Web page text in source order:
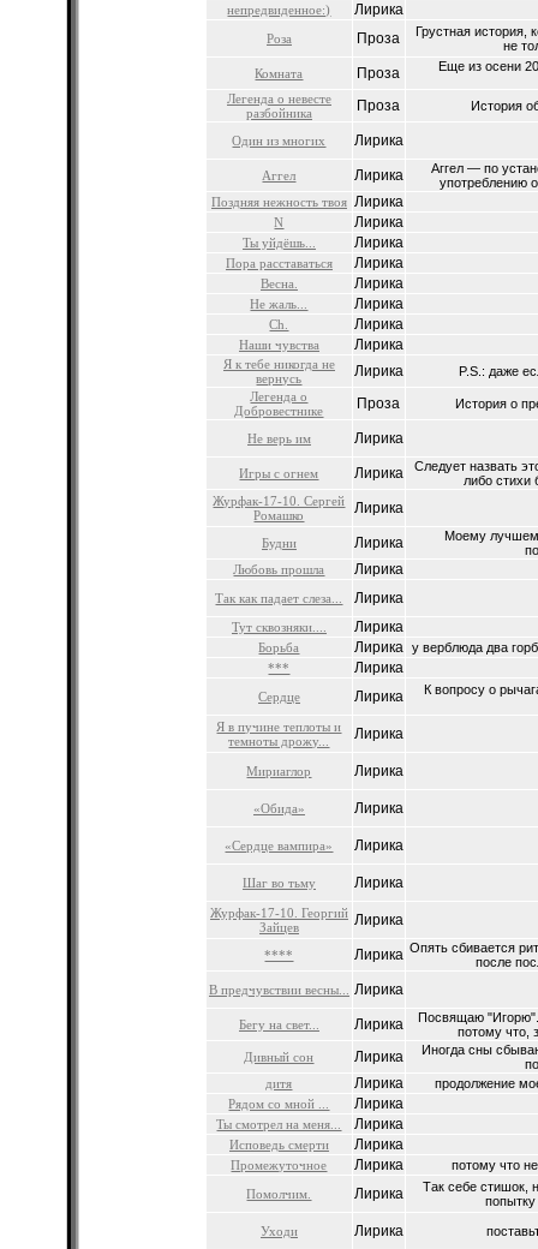
непредвиденное:) Лирика
Роза Проза
Грустная история,
не
Комната
Проза Еще из осени
Легенда о невесте
разбойника
Проза История
Один из многих Лирика
Аггел Лирика
Аггел — по
употреблению
Поздняя нежность твоя Лирика
N Лирика
Ты уйдёшь... Лирика
Пора расставаться Лирика
Весна. Лирика
Не жаль... Лирика
Ch. Лирика
Наши чувства Лирика
Я к тебе никогда не
вернусь
Лирика
P.S.: даже
Легенда о
Добровестнике
Проза История о
Не верь им Лирика
Игры с огнем Лирика
Следует назвать
либо
Журфак-17-10. Сергей
Ромашко
Лирика
Будни Лирика
Моему
Любовь прошла
Лирика
Так как падает слеза... Лирика
Тут сквозняки.... Лирика
Борьба Лирика
у верблюда два
***
Лирика
Сердце Лирика К вопросу о
Я в пучине теплоты и
темноты дрожу...
Лирика
Мириаглор Лирика
«Обида» Лирика
«Сердце вампира» Лирика
Шаг во тьму Лирика
Журфак-17-10. Георгий
Зайцев
Лирика
**** Лирика Опять сбивается
после
В предчувствии весны...
Лирика
Бегу на свет... Лирика
Посвящаю
потому что,
Дивный сон
Лирика
Иногда сны
дитя
Лирика
продолжение
Рядом со мной ...
Лирика
Ты смотрел на меня... Лирика
Исповедь смерти Лирика
Промежуточное Лирика
потому что
Помолчим.
Лирика
Так себе стишок,
Уходи Лирика